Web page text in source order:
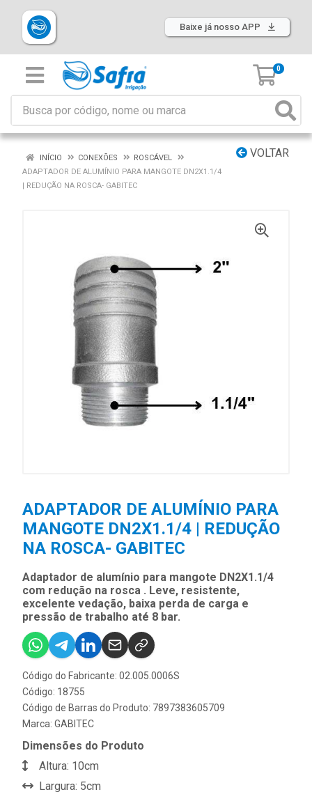
Baixe já nosso APP
0
VOLTAR
INÍCIO CONEXÕES
ROSCÁVEL
ADAPTADOR DE ALUMÍNIO PARA MANGOTE DN2X1.1/4
| REDUÇÃO NA ROSCA- GABITEC
ADAPTADOR DE ALUMÍNIO PARA
MANGOTE DN2X1.1/4 | REDUÇÃO
NA ROSCA- GABITEC
Adaptador de alumínio para mangote DN2X1.1/4
com redução na rosca . Leve, resistente,
excelente vedação, baixa perda de carga e
pressão de trabalho até 8 bar.
Código do Fabricante: 02.005.0006S
Código: 18755
Código de Barras do Produto: 7897383605709
Marca: GABITEC
Dimensões do Produto
Altura: 10cm
Largura: 5cm